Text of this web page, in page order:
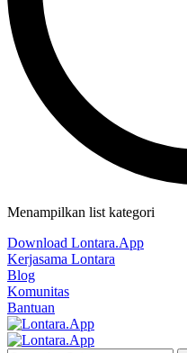
Menampilkan list kategori
Download Lontara.App
Kerjasama Lontara
Blog
Komunitas
Bantuan